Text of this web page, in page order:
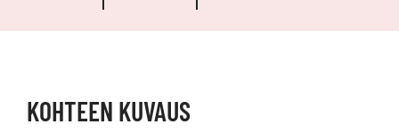
KOHTEEN KUVAUS